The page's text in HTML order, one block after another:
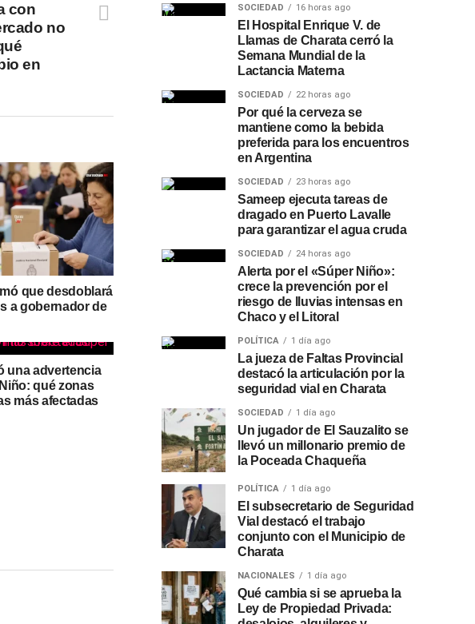
con
no
en
que desdoblará
a gobernador de
una advertencia
qué zonas
más afectadas
SOCIEDAD 16 horas ago
El Hospital Enrique V. de
Llamas de Charata cerró la
Semana Mundial de la
Lactancia Materna
SOCIEDAD 22 horas ago
Por qué la cerveza se
mantiene como la bebida
preferida para los encuentros
en Argentina
SOCIEDAD 23 horas ago
Sameep ejecuta tareas de
dragado en Puerto Lavalle
para garantizar el agua cruda
SOCIEDAD 24 horas ago
Alerta por el «Súper Niño»:
crece la prevención por el
riesgo de lluvias intensas en
Chaco y el Litoral
POLÍTICA 1 día ago
La jueza de Faltas Provincial
destacó la articulación por la
seguridad vial en Charata
SOCIEDAD 1 día ago
Un jugador de El Sauzalito se
llevó un millonario premio de
la Poceada Chaqueña
POLÍTICA 1 día ago
El subsecretario de Seguridad
Vial destacó el trabajo
conjunto con el Municipio de
Charata
NACIONALES 1 día ago
Qué cambia si se aprueba la
Ley de Propiedad Privada: